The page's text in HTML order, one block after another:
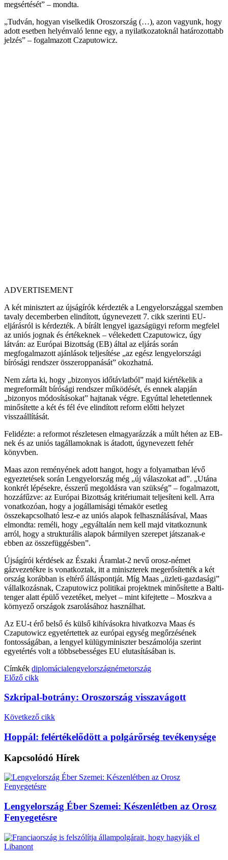
megsértését” – mondta.
„Tudván, hogyan viselkedik Oroszország (…), azon vagyunk, hogy
adott esetben helyénvaló lenne egy, a nyilatkozatoknál határozottabb
jelzés” – fogalmazott Czaputowicz.
ADVERTISEMENT
A két minisztert az újságírók kérdezték a Lengyelországgal szemben
tavaly decemberben elindított, úgynevezett 7. cikk szerinti EU-
eljárásról is kérdezték. A bírált lengyel igazságügyi reform megfelel
az uniós jognak és értékeknek – vélekedett Czaputowicz, úgy
látván: az Európai Bizottság (EB) által az eljárás során
megfogalmazott ajánlások teljesítése „az egész lengyelországi
bírósági rendszer összeroppanását” okozhatná.
Nem zárta ki, hogy „bizonyos időtávlatból” majd kiértékelik a
megreformált bírósági rendszer működését, és ennek alapján
„bizonyos módosításokat” hajtanak végre. Egyúttal lehetetlennek
minősítette a két és fél éve elindított reform előtti helyzet
visszaállítását.
Felidézte: a reformot részletesen elmagyarázzák a múlt héten az EB-
nek és az uniós tagállamoknak is átadott, úgynevezett fehér
könyvben.
Maas azon reményének adott hangot, hogy a folyamatban lévő
egyeztetések során Lengyelország még „új válaszokat ad”. „Utána
konkrét lépésekre, ésszerű megoldásra van szükség” – fogalmazott,
hozzáfűzve: az Európai Bizottság kritériumait teljesíteni kell. Arra
vonatkozóan, hogy a jogállamisági témakör esetleg
összekapcsolható lesz-e az uniós alapok felhasználásával, Maas
elmondta: reméli, hogy „egyáltalán nem kell majd vitatkoznunk
arról, hogy a strukturális alapok bármilyen szerepet játszanak-e
ebben az összefüggésben”.
Újságírói kérdések az Északi Áramlat-2 nevű orosz-német
gázvezetékre is vonatkoztak, itt a miniszterek megerősítették a két
ország korábban is eltérő álláspontját. Míg Maas „üzleti-gazdasági”
vállalkozásnak, Czaputowicz politikai projektnek minősítette a Balti-
tenger alatt épülő vezetéket, melyet – mint kifejtette – Moszkva a
környező országok zsarolásához használhat.
Az EU-t érő belső és külső kihívásokra hivatkozva Maas és
Czaputowicz egyetértettek az európai egység megőrzésének
fontosságában, a lengyel külügyminiszter beszámolója szerint
egyetértés volt a többsebességes EU elutasításában is.
Címkék diplomácialengyelországnémetország
Előző cikk
Szkripal-botrány: Oroszország visszavágott
Következő cikk
Hoppál: felértékelődött a polgárőrség tevékenysége
Kapcsolódó Hírek
Lengyelország Éber Szemei: Készenlétben az Orosz
Fenyegetésre